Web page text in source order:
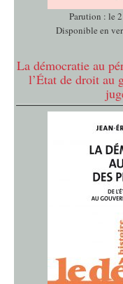
Parution : le
Disponible en
La démocratie au
l’État de droit au